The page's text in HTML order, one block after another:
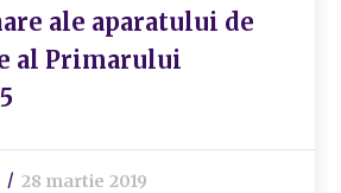
ale aparatului de
al Primarului
28 martie 2019